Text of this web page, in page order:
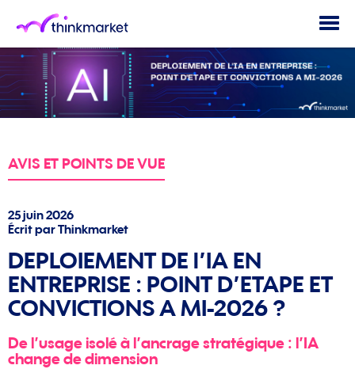
AVIS ET POINTS DE VUE
25 juin 2026
Écrit par Thinkmarket
DEPLOIEMENT DE l’IA EN
ENTREPRISE : POINT D’ETAPE ET
CONVICTIONS A MI-2026 ?
De l’usage isolé à l’ancrage stratégique : l’IA
change de dimension